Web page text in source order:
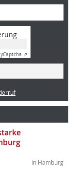
Captcha ⇗
in Hamburg